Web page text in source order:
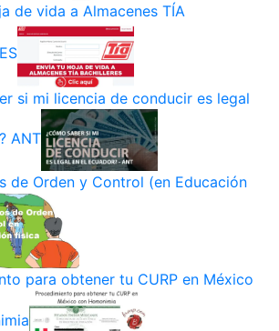
de vida a Almacenes TÍA
si mi licencia de conducir es legal
ANT
de Orden y Control (en Educación
para obtener tu CURP en México